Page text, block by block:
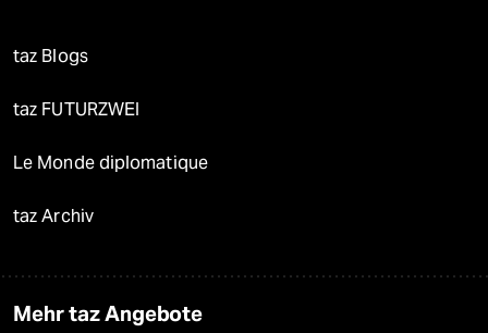
taz Blogs
taz FUTURZWEI
Le Monde diplomatique
taz Archiv
Mehr taz Angebote